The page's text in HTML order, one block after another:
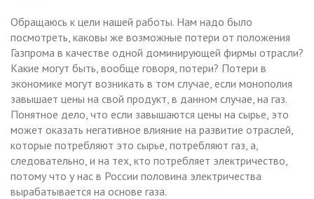
Обращаюсь к цели нашей работы. Нам надо было
посмотреть, каковы же возможные потери от положения
Газпрома в качестве одной доминирующей фирмы отрасли?
Какие могут быть, вообще говоря, потери? Потери в
экономике могут возникать в том случае, если монополия
завышает цены на свой продукт, в данном случае, на газ.
Понятное дело, что если завышаются цены на сырье, это
может оказать негативное влияние на развитие отраслей,
которые потребляют это сырье, потребляют газ, а,
следовательно, и на тех, кто потребляет электричество,
потому что у нас в России половина электричества
вырабатывается на основе газа.